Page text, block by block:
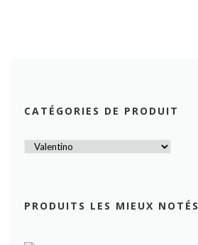
CATÉGORIES DE PRODUIT
PRODUITS LES MIEUX NOTÉS